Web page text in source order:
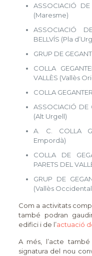
ASSOCIACIÓ DE
(Maresme)
ASSOCIACIÓ
BELLVÍS (Pla
GRUP DE
COLLA
VALLÈS (Vallès
COLLA
ASSOCIACIÓ DE
(Alt Urgell)
A. C. COLLA
Empordà)
COLLA DE
PARETS DEL
GRUP DE
(Vallès
Com a activitats
també podran
edifici i de l’actuació
A més, l’acte
signatura del nou